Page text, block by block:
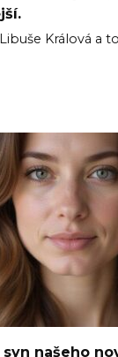
Králová a
syn našeho